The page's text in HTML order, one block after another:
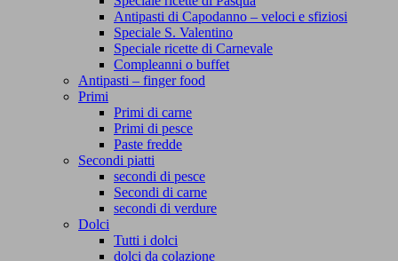
Antipasti di Capodanno – veloci e sfiziosi
Speciale S. Valentino
Speciale ricette di Carnevale
Compleanni o buffet
Antipasti – finger food
Primi
Primi di carne
Primi di pesce
Paste fredde
Secondi piatti
secondi di pesce
Secondi di carne
secondi di verdure
Dolci
Tutti i dolci
dolci da colazione